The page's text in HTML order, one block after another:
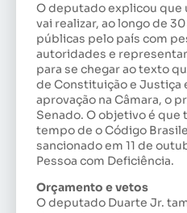
O deputado explicou que
vai realizar, ao longo de
públicas pelo país com
autoridades e
para se chegar ao texto
de Constituição e Justiça
aprovação na Câmara, o
Senado. O objetivo é
tempo de o Código
sancionado em 11 de
Pessoa com Deficiência.
Orçamento e vetos
O deputado Duarte Jr.